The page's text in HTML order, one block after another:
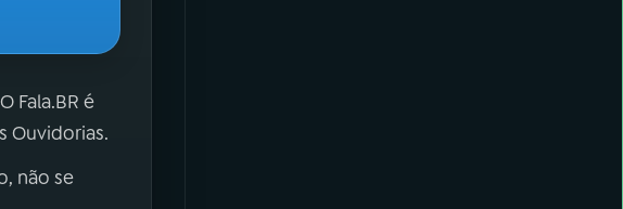
Fala.BR é
Ouvidorias.
não se